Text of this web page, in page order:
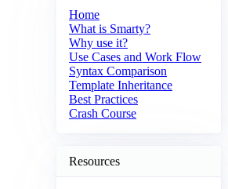
Home
What is Smarty?
Why use it?
Use Cases and Work Flow
Syntax Comparison
Template Inheritance
Best Practices
Crash Course
Resources